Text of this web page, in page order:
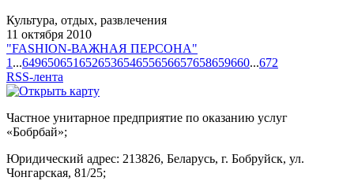
Культура, отдых, развлечения
11 октября 2010
"FASHION-ВАЖНАЯ ПЕРСОНА"
1 ...649650651652653654655656657658659660...672
RSS-лента
Частное унитарное предприятие по оказанию услуг
«Бобрбай»;
Юридический адрес: 213826, Беларусь, г. Бобруйск, ул.
Чонгарская, 81/25;